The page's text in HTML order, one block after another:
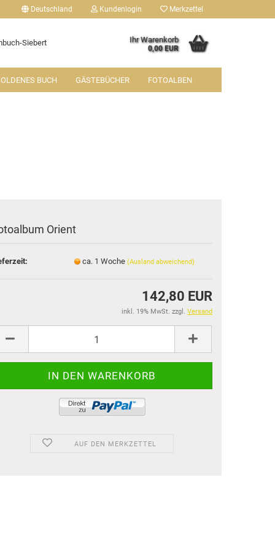
Deutschland Kundenlogin Merkzettel
Siebert Ihr Warenkorb
0,00 EUR
BUCH GÄSTEBÜCHER FOTOALBEN
Orient
ca. 1 Woche (Ausland abweichend)
142,80 EUR
inkl. 19% MwSt. zzgl. Versand
AUF DEN MERKZETTEL